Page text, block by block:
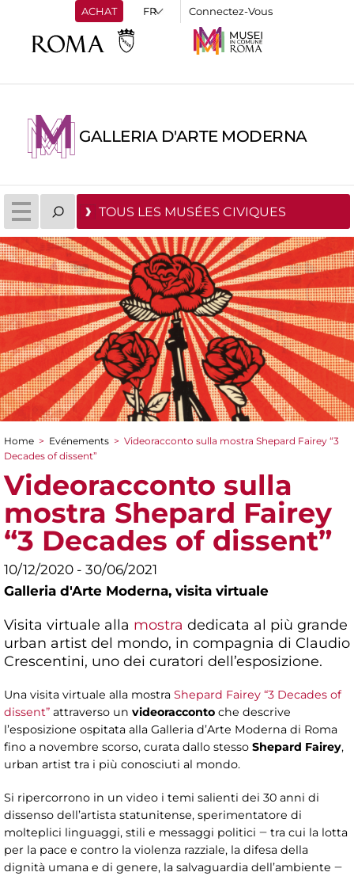
ACHAT Connectez-Vous
GALLERIA D'ARTE MODERNA
TOUS LES MUSÉES CIVIQUES
You are here
Home > Evénements > Videoracconto sulla mostra Shepard Fairey “3
Decades of dissent”
Videoracconto sulla
mostra Shepard Fairey
“3 Decades of dissent”
10/12/2020 - 30/06/2021
Galleria d'Arte Moderna, visita virtuale
Visita virtuale alla mostra dedicata al più grande
urban artist del mondo, in compagnia di Claudio
Crescentini, uno dei curatori dell’esposizione.
Una visita virtuale alla mostra Shepard Fairey “3 Decades of
dissent” attraverso un videoracconto che descrive
l’esposizione ospitata alla Galleria d’Arte Moderna di Roma
fino a novembre scorso, curata dallo stesso Shepard Fairey,
urban artist tra i più conosciuti al mondo.
Si ripercorrono in un video i temi salienti dei 30 anni di
dissenso dell’artista statunitense, sperimentatore di
molteplici linguaggi, stili e messaggi politici ‒ tra cui la lotta
per la pace e contro la violenza razziale, la difesa della
dignità umana e di genere, la salvaguardia dell’ambiente ‒